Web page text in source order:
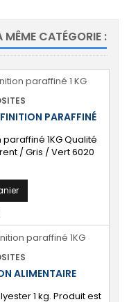
CATÉGORIE :
PARAFFINÉ
1KG Qualité
/ Gris / Vert 6020
(2cl)
ALIMENTAIRE
1 kg. Produit est